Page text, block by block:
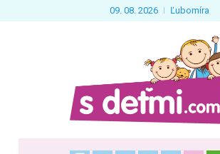
09. 08. 2026 Ľubomíra